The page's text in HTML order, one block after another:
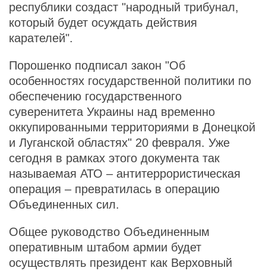
республики создаст "народный трибунал,
который будет осуждать действия
карателей".
Порошенко подписал закон "Об
особенностях государственной политики по
обеспечению государственного
суверенитета Украины над временно
оккупированными территориями в Донецкой
и Луганской областях" 20 февраля. Уже
сегодня в рамках этого документа так
называемая АТО – антитеррористическая
операция – превратилась в операцию
Объединенных сил.
Общее руководство Объединенным
оперативным штабом армии будет
осуществлять президент как Верховный